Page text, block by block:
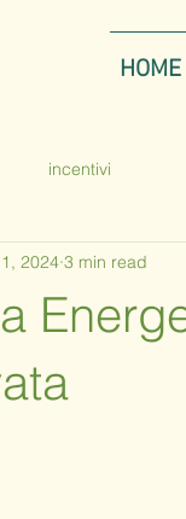
HOME
incentivi
2024 3 min read